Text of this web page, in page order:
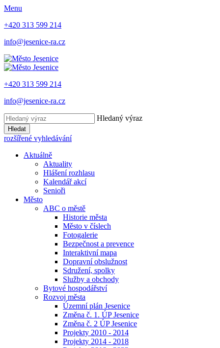
Menu
+420 313 599 214
info@jesenice-ra.cz
+420 313 599 214
info@jesenice-ra.cz
Hledaný výraz
Hledat
rozšířené vyhledávání
Aktuálně
Aktuality
Hlášení rozhlasu
Kalendář akcí
Senioři
Město
ABC o městě
Historie města
Město v číslech
Fotogalerie
Bezpečnost a prevence
Interaktivní mapa
Dopravní obslužnost
Sdružení, spolky
Služby a obchody
Bytové hospodářství
Rozvoj města
Územní plán Jesenice
Změna č. 1. ÚP Jesenice
Změna č. 2 ÚP Jesenice
Projekty 2010 - 2014
Projekty 2014 - 2018